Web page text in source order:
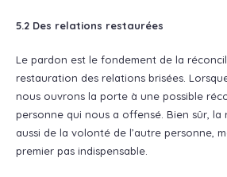
5.2 Des relations restaurées
Le pardon est le fondement de la
restauration des relations brisées.
nous ouvrons la porte à une possible
personne qui nous a offensé. Bien sûr,
aussi de la volonté de l’autre personne,
premier pas indispensable.